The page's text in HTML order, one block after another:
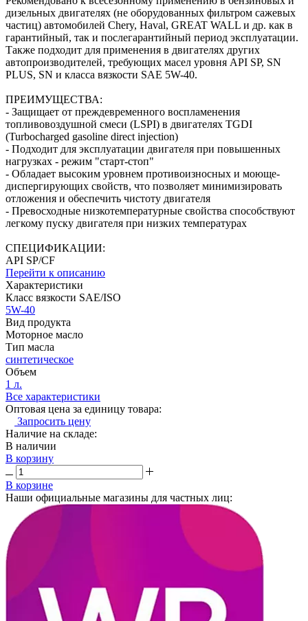
дизельных двигателях (не оборудованных фильтром сажевых
частиц) автомобилей Chery, Haval, GREAT WALL и др. как в
гарантийный, так и послегарантийный период эксплуатации.
Также подходит для применения в двигателях других
автопроизводителей, требующих масел уровня API SP, SN
PLUS, SN и класса вязкости SAE 5W-40.
ПРЕИМУЩЕСТВА:
- Защищает от преждевременного воспламенения
топливовоздушной смеси (LSPI) в двигателях TGDI
(Turbocharged gasoline direct injection)
- Подходит для эксплуатации двигателя при повышенных
нагрузках - режим "старт-стоп"
- Обладает высоким уровнем противоизносных и моюще-
диспергирующих свойств, что позволяет минимизировать
отложения и обеспечить чистоту двигателя
- Превосходные низкотемпературные свойства способствуют
легкому пуску двигателя при низких температурах
СПЕЦИФИКАЦИИ:
API SP/CF
Перейти к описанию
Характеристики
Класс вязкости SAE/ISO
5W-40
Вид продукта
Моторное масло
Тип масла
синтетическое
Объем
1 л.
Все характеристики
Оптовая цена за единицу товара:
Запросить цену
Наличие на складе:
В наличии
В корзину
В корзине
Наши официальные магазины для частных лиц: